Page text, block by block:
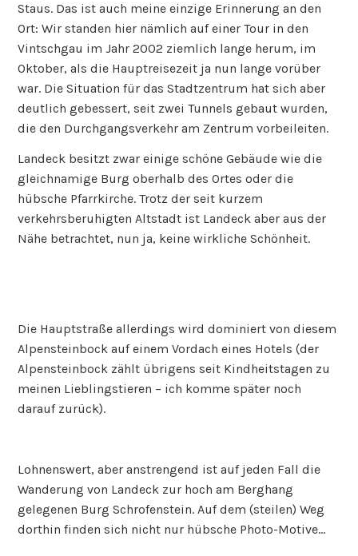
Staus. Das ist auch meine einzige Erinnerung an den
Ort: Wir standen hier nämlich auf einer Tour in den
Vintschgau im Jahr 2002 ziemlich lange herum, im
Oktober, als die Hauptreisezeit ja nun lange vorüber
war. Die Situation für das Stadtzentrum hat sich aber
deutlich gebessert, seit zwei Tunnels gebaut wurden,
die den Durchgangsverkehr am Zentrum vorbeileiten.
Landeck besitzt zwar einige schöne Gebäude wie die
gleichnamige Burg oberhalb des Ortes oder die
hübsche Pfarrkirche. Trotz der seit kurzem
verkehrsberuhigten Altstadt ist Landeck aber aus der
Nähe betrachtet, nun ja, keine wirkliche Schönheit.
Die Hauptstraße allerdings wird dominiert von diesem
Alpensteinbock auf einem Vordach eines Hotels (der
Alpensteinbock zählt übrigens seit Kindheitstagen zu
meinen Lieblingstieren – ich komme später noch
darauf zurück).
Lohnenswert, aber anstrengend ist auf jeden Fall die
Wanderung von Landeck zur hoch am Berghang
gelegenen Burg Schrofenstein. Auf dem (steilen) Weg
dorthin finden sich nicht nur hübsche Photo-Motive…